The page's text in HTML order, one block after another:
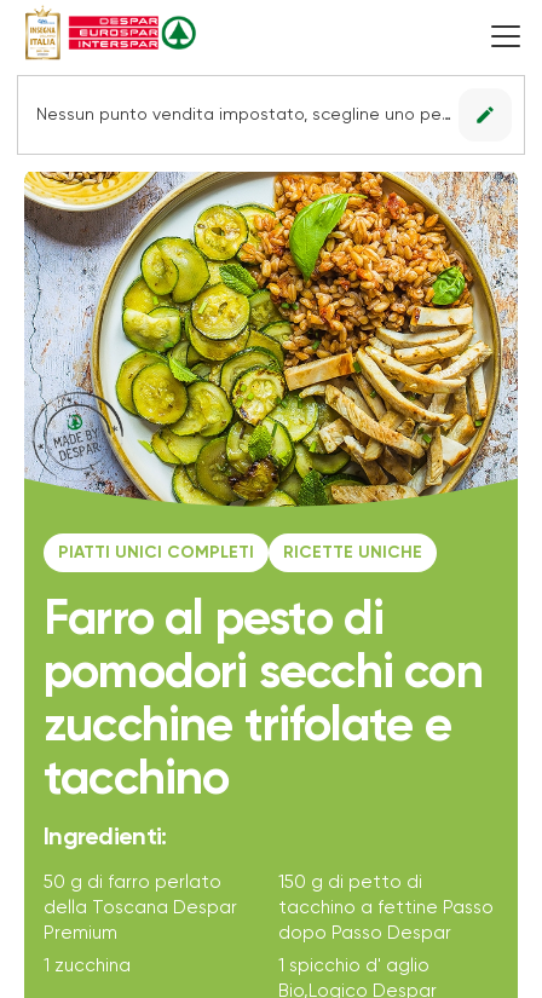
Nessun punto vendita impostato, scegline uno per vedere le offerte. edit
PIATTI UNICI COMPLETI RICETTE UNICHE
Farro al pesto di
pomodori secchi con
zucchine trifolate e
tacchino
Ingredienti:
50 g di farro perlato
della Toscana Despar
Premium
150 g di petto di
tacchino a fettine Passo
dopo Passo Despar
1 zucchina
1 spicchio d' aglio
Bio,Logico Despar